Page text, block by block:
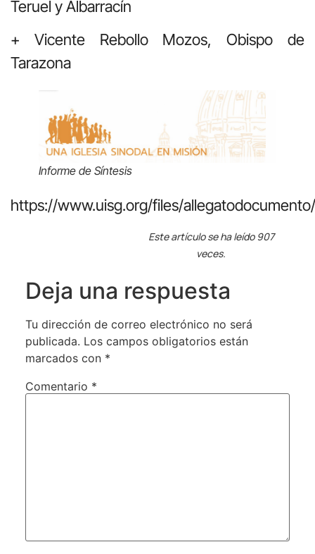
Teruel y Albarracín
+ Vicente Rebollo Mozos, Obispo de
Tarazona
Informe de Síntesis
https://www.uisg.org/files/
Este artículo se ha leído 907
veces.
Deja una respuesta
Tu dirección de correo electrónico no será
publicada. Los campos obligatorios están
marcados con *
Comentario *